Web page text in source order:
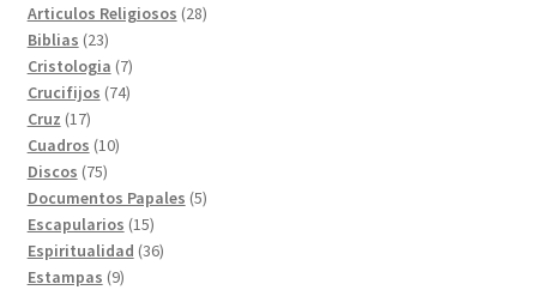
productos
Articulos Religiosos 2828
Biblias 2323
productos
Cristologia 77
productos
Crucifijos 7474
Cruz 1717
productos
Cuadros 1010
Discos 7575
productos
Documentos Papales 55
Escapularios 1515
productos
Espiritualidad 3636
Estampas 99